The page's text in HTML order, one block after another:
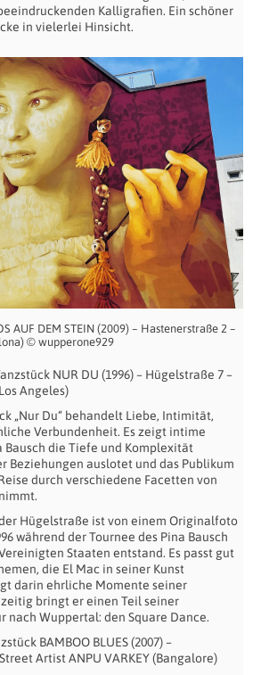
Kalligrafien. Ein schöner
in vielerlei Hinsicht.
AUF DEM STEIN (2009) – Hastenerstraße 2 –
© wupperone929
NUR DU (1996) – Hügelstraße 7 –
Angeles)
„Nur Du“ behandelt Liebe, Intimität,
Verbundenheit. Es zeigt intime
Bausch die Tiefe und Komplexität
Beziehungen auslotet und das Publikum
durch verschiedene Facetten von
Hügelstraße ist von einem Originalfoto
während der Tournee des Pina Bausch
Staaten entstand. Es passt gut
die El Mac in seiner Kunst
darin ehrliche Momente seiner
bringt er einen Teil seiner
nach Wuppertal: den Square Dance.
BAMBOO BLUES (2007) –
Artist ANPU VARKEY (Bangalore)